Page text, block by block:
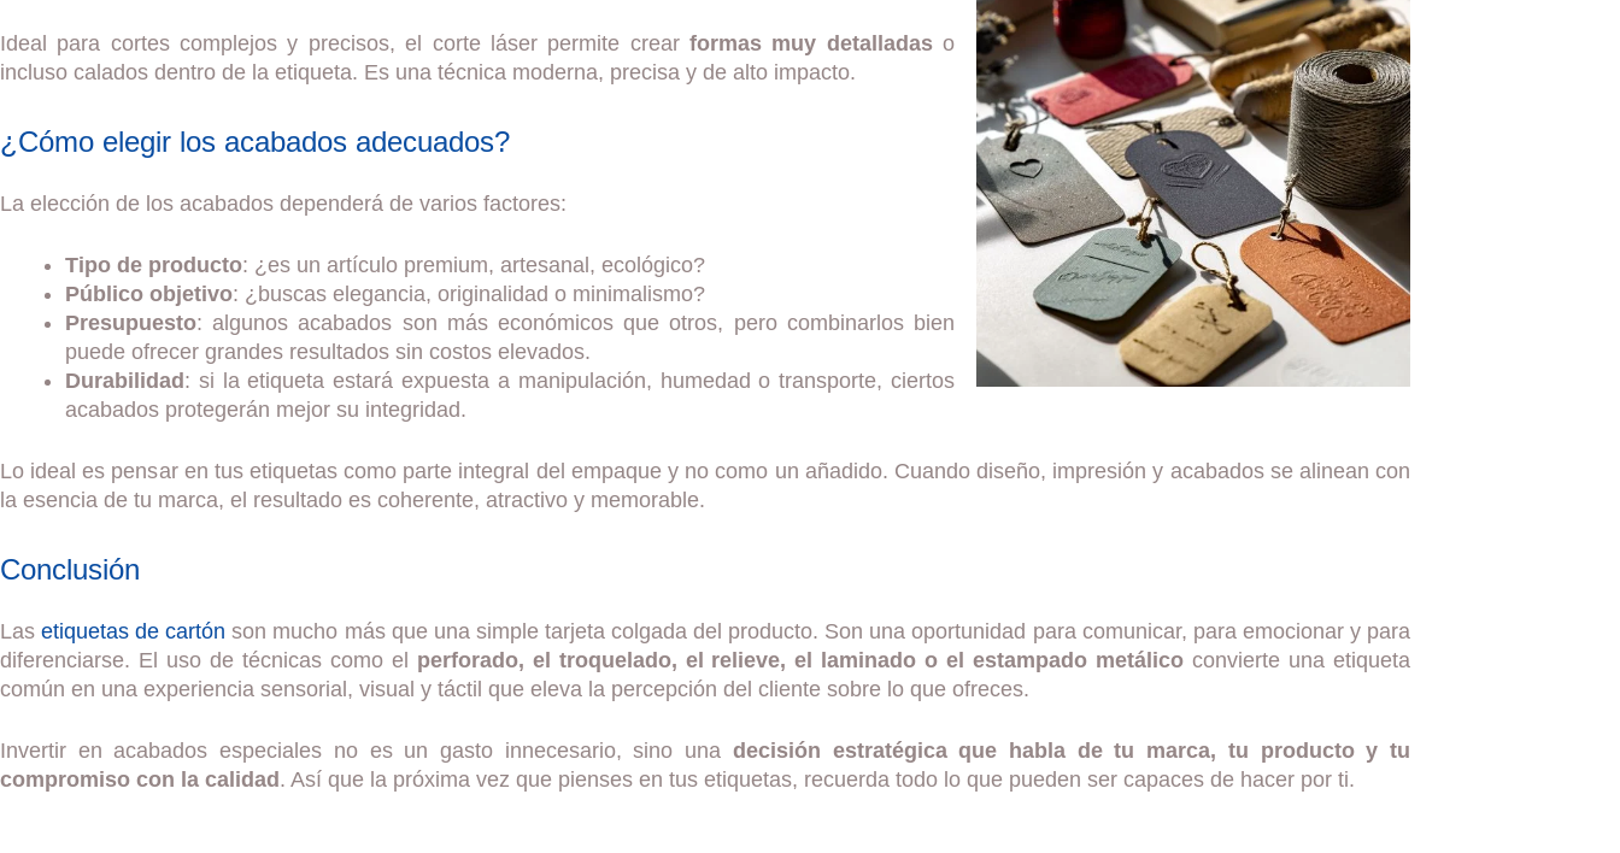
Ideal para cortes complejos y precisos, el corte láser permite crear formas muy detalladaso
incluso calados dentro de la etiqueta. Es una técnica moderna, precisa y de alto impacto.
¿Cómo elegir los acabados adecuados?
La elección de los acabados dependerá de varios factores:
Tipo de producto: ¿es un artículo premium, artesanal, ecológico?
Público objetivo: ¿buscas elegancia, originalidad o minimalismo?
Presupuesto: algunos acabados son más económicos que otros, pero combinarlos bien
puede ofrecer grandes resultados sin costos elevados.
Durabilidad: si la etiqueta estará expuesta a manipulación, humedad o transporte, ciertos
acabados protegerán mejor su integridad.
Lo ideal es pensar en tus etiquetas como parte integral del empaque y no como un añadido. Cuando diseño, impresión y acabados se alinean con
la esencia de tu marca, el resultado es coherente, atractivo y memorable.
Conclusión
Lasetiquetas de cartón son mucho más que una simple tarjeta colgada del producto. Son una oportunidad para comunicar, para emocionar y para
diferenciarse. El uso de técnicas como el perforado, el troquelado, el relieve, el laminado o el estampado metálico convierte una etiqueta
común en una experiencia sensorial, visual y táctil que eleva la percepción del cliente sobre lo que ofreces.
Invertir en acabados especiales no es un gasto innecesario, sino una decisión estratégica que habla de tu marca, tu producto y tu
compromiso con la calidad. Así que la próxima vez que pienses en tus etiquetas, recuerda todo lo que pueden ser capaces de hacer por ti.